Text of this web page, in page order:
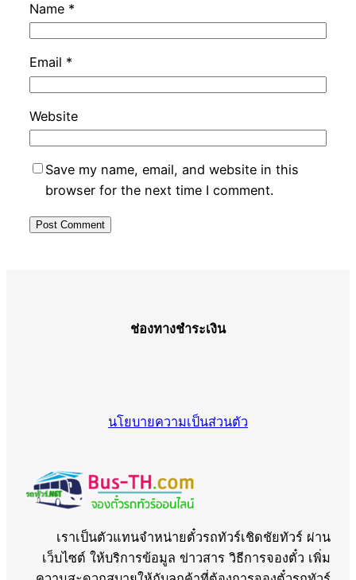
Name *
Email *
Website
Save my name, email, and website in this
browser for the next time I comment.
ช่องทางชำระเงิน
นโยบายความเป็นส่วนตัว
เราเป็นตัวแทนจำหน่ายตั๋วรถทัวร์เชิดชัยทัวร์ ผ่าน
เว็บไซต์ ให้บริการข้อมูล ข่าวสาร วิธีการจองตั๋ว เพิ่ม